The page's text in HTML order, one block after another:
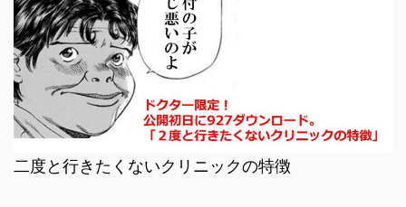
二度と行きたくないクリニックの特徴